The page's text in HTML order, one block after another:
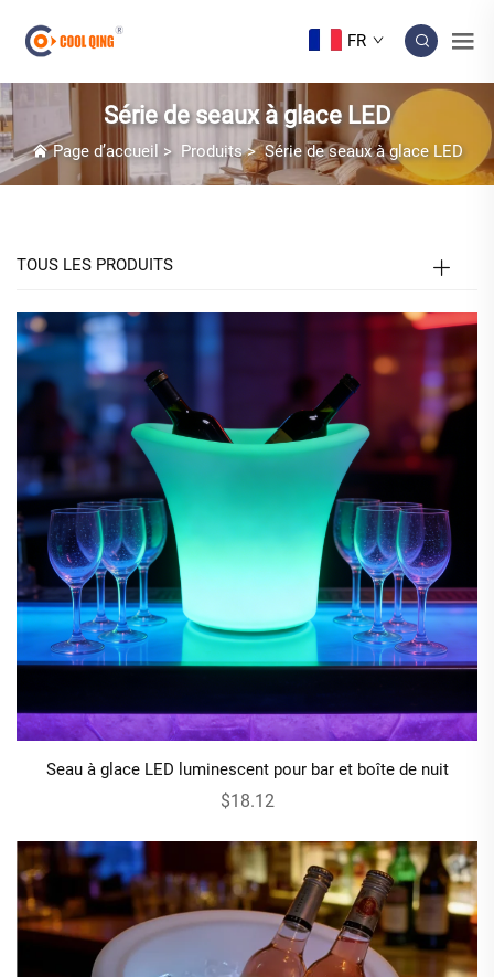
FR
Série de seaux à glace LED
Page d’accueil > Produits>Série de seaux à glace LED
TOUS LES PRODUITS
Seau à glace LED luminescent pour bar et boîte de nuit
$18.12